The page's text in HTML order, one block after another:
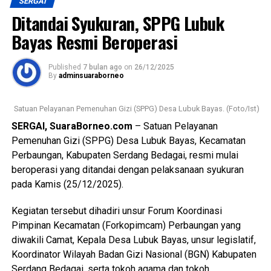
berorientasi pada kepuasan serta keselamatan pasien di
Kabupaten Serdang Bedagai dan sekitarnya. (Ynr)
Views: 117
Bagikan ke
Messenger 0 Twitter/X 0
Menurutnya, sejak penerapan tersebut, RSU Melati
Perbaungan telah melayani sejumlah pasien melalui skema
UHC.
“Pada bulan ini, kami sudah melayani tiga pasien UHC,”
imbuhnya.
Lanjut dr. Lusi menyampaikan bahwa kebijakan UHC sejalan
dengan imbauan Pemerintah Kabupaten Serdang Bedagai
agar seluruh rumah sakit yang bekerja sama dengan BPJS
Kesehatan dapat memberikan pelayanan kesehatan secara
maksimal dan tanpa diskriminasi kepada seluruh lapisan
masyarakat.
kepastian layanan kesehatan bagi warga Sergai, sekaligus
memperkuat peran RSU Melati Perbaungan sebagai
fasilitas kesehatan rujukan yang profesional, humanis, dan
berorientasi pada pelayanan publik. (Ynr)
Ditandai Syukuran, SPPG Lubuk
Bayas Resmi Beroperasi
Published 7 bulan ago on 26/12/2025
By adminsuaraborneo
Satuan Pelayanan Pemenuhan Gizi (SPPG) Desa Lubuk Bayas. (Foto/Ist)
SERGAI, SuaraBorneo.com – Satuan Pelayanan
Pemenuhan Gizi (SPPG) Desa Lubuk Bayas, Kecamatan
Perbaungan, Kabupaten Serdang Bedagai, resmi mulai
beroperasi yang ditandai dengan pelaksanaan syukuran
pada Kamis (25/12/2025).
Kegiatan tersebut dihadiri unsur Forum Koordinasi
Pimpinan Kecamatan (Forkopimcam) Perbaungan yang
diwakili Camat, Kepala Desa Lubuk Bayas, unsur legislatif,
Koordinator Wilayah Badan Gizi Nasional (BGN) Kabupaten